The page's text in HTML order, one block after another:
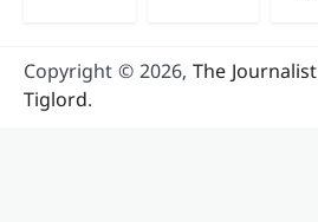
തിരിച്ചടി;
വാങ്ങുന്ന
Copyright © 2026, The
Tiglord.